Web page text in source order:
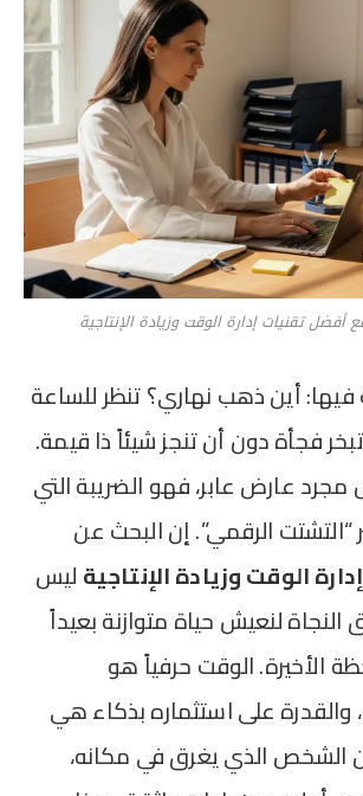
تقنيات إدارة الوقت وزيادة الإنتاجية
أين ذهب نهاري؟ تنظر للساعة
فجأة دون أن تنجز شيئاً ذا قيمة.
عارض عابر، فهو الضريبة التي
الرقمي”. إن البحث عن
الوقت وزيادة الإنتاجيةليس
لنعيش حياة متوازنة بعيداً
الأخيرة. الوقت حرفياً هو
والقدرة على استثماره بذكاء هي
الشخص الذي يغرق في مكانه،